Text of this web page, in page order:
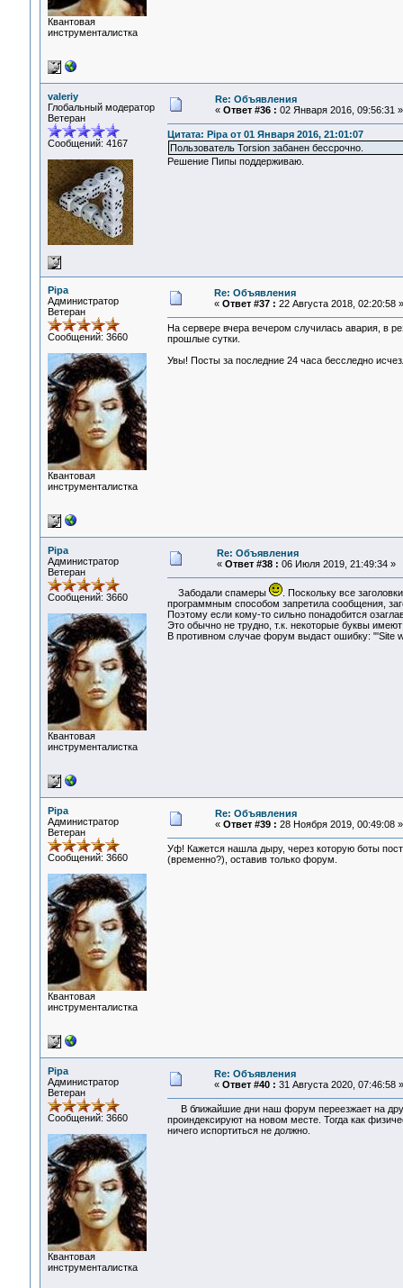
Квантовая
инструменталистка
valeriy
Глобальный модератор
Ветеран
Сообщений: 4167
Re: Объявления
« Ответ #36 : 02 Января 2016, 09:56:31 »
Цитата: Pipa от 01 Января 2016, 21:01:07
Пользователь Torsion забанен бессрочно.
Решение Пипы поддерживаю.
Pipa
Администратор
Ветеран
Сообщений: 3660
Квантовая
инструменталистка
Re: Объявления
« Ответ #37 : 22 Августа 2018, 02:20:58 »
На сервере вчера вечером случилась авария, в
прошлые сутки.
Увы! Посты за последние 24 часа бесследно
Pipa
Администратор
Ветеран
Сообщений: 3660
Квантовая
инструменталистка
Re: Объявления
« Ответ #38 : 06 Июля 2019, 21:49:34 »
Забодали спамеры
. Поскольку все
программным способом запретила сообщения,
Поэтому если кому-то сильно понадобится
Это обычно не трудно, т.к. некоторые буквы
В противном случае форум выдаст ошибку: "'Site
Pipa
Администратор
Ветеран
Сообщений: 3660
Квантовая
инструменталистка
Re: Объявления
« Ответ #39 : 28 Ноября 2019, 00:49:08 »
Уф! Кажется нашла дыру, через которую боты
(временно?), оставив только форум.
Pipa
Администратор
Ветеран
Сообщений: 3660
Квантовая
инструменталистка
Re: Объявления
« Ответ #40 : 31 Августа 2020, 07:46:58 »
В ближайшие дни наш форум переезжает на
проиндексируют на новом месте. Тогда как
ничего испортиться не должно.